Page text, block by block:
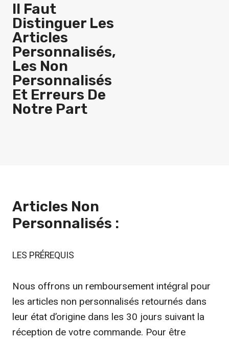
Il Faut
Distinguer Les
Articles
Personnalisés,
Les Non
Personnalisés
Et Erreurs De
Notre Part
Articles Non
Personnalisés :
LES PRÉREQUIS
Nous offrons un remboursement intégral pour
les articles non personnalisés retournés dans
leur état d’origine dans les 30 jours suivant la
réception de votre commande. Pour être